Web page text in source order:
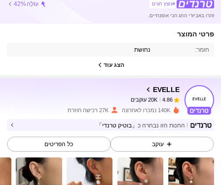
#נוצץ חגים עוֹלֶה42%
זהרו באביזרי החג הכי אופנתיים.
פרטי המוצר
חומר: נחושת
הצג עוד
EVELLE
4.86
20K עוקבים
h***1 שילםלפני יום אחד
4.86 20K עוקבים
4.86 20K עוקבים
140K נמכרו לאחרונה 27K רכישה חוזרת
החנות הזו נבחרה כ 「בוטיק טרנדי」
עוקב כל הפריטים